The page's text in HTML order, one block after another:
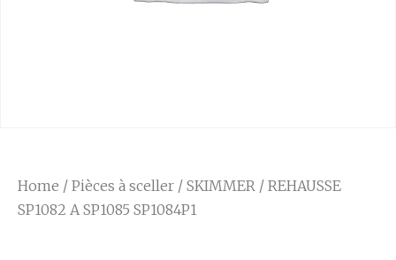
Home / Pièces à sceller / SKIMMER / REHAUSSE
SP1082 A SP1085 SP1084P1